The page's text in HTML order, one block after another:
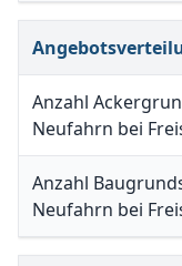
Anzahl
Neufahrn bei
Anzahl
Neufahrn bei